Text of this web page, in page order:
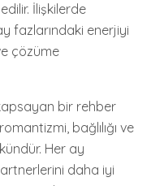
İlişkilerde
fazlarındaki enerjiyi
çözüme
bir rehber
bağlılığı ve
Her ay
daha iyi